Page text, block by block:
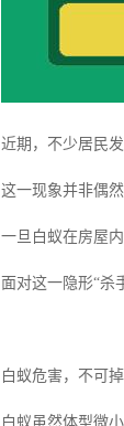
近期，不少居民
这一现象并非偶
一旦白蚁在房屋
面对这一隐形“杀
白蚁危害，不可
白蚁虽然体型微